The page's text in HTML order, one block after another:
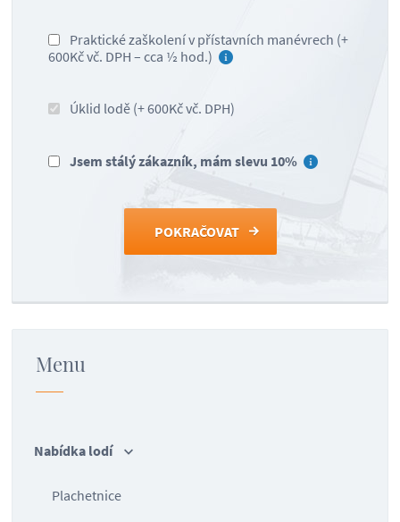
Praktické zaškolení v přístavních manévrech (+
600Kč vč. DPH – cca ½ hod.)
Úklid lodě (+ 600Kč vč. DPH)
Jsem stálý zákazník, mám slevu 10%
Menu
Nabídka lodí
Plachetnice